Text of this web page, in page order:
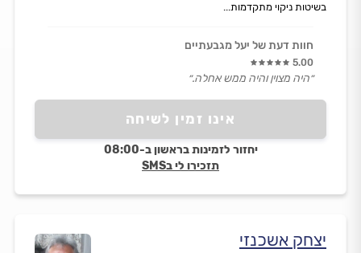
אינו זמין לשיחה
יחזור לזמינות בראשון ב-08:00
תזכירו לי בSMS
בשיטות ניקוי מתקדמות...
חוות דעת של יעל מגבעתיים
5.00
״היה מצוין והיה ממש אחלה.״
יצחק אשכנזי